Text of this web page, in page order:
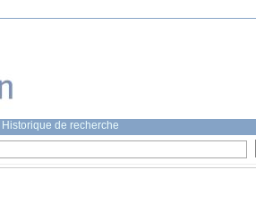
Historique de recherche